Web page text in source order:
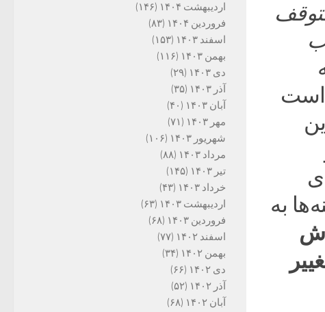
است
به
اردیبهشت ۱۴۰۴
(۱۴۶)
فروردین ۱۴۰۴
(۸۳)
اسفند ۱۴۰۳
(۱۵۳)
بهمن ۱۴۰۳
(۱۱۶)
دی ۱۴۰۳
(۲۹)
آذر ۱۴۰۳
(۳۵)
آبان ۱۴۰۳
(۴۰)
مهر ۱۴۰۳
(۷۱)
شهریور ۱۴۰۳
(۱۰۶)
مرداد ۱۴۰۳
(۸۸)
تیر ۱۴۰۳
(۱۴۵)
خرداد ۱۴۰۳
(۴۳)
اردیبهشت ۱۴۰۳
(۶۳)
فروردین ۱۴۰۳
(۶۸)
اسفند ۱۴۰۲
(۷۷)
بهمن ۱۴۰۲
(۳۴)
دی ۱۴۰۲
(۶۶)
آذر ۱۴۰۲
(۵۲)
آبان ۱۴۰۲
(۶۸)